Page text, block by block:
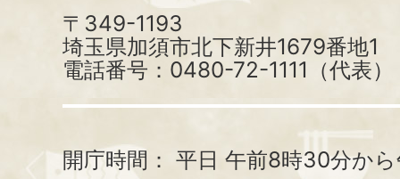
〒349-1193
埼玉県加須市北下新井1679番地1
電話番号：0480-72-1111（代表）
開庁時間： 平日 午前8時30分か